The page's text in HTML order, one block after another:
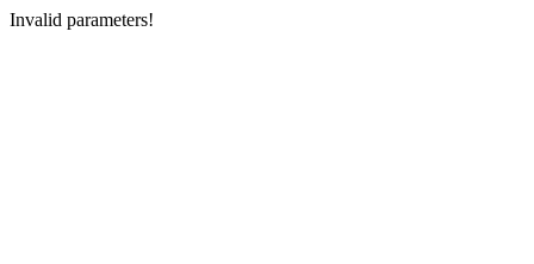
Invalid parameters!